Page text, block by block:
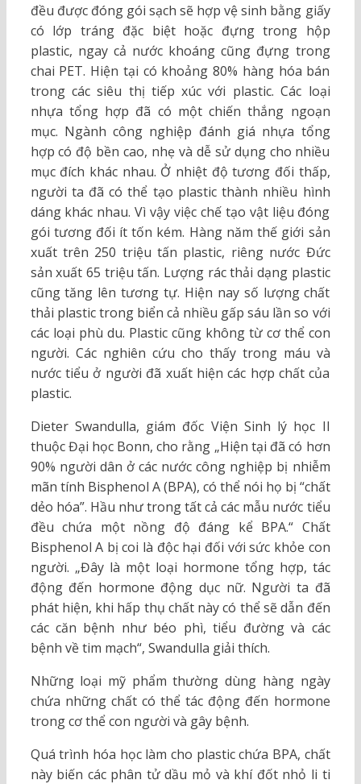
đều được đóng gói sạch sẽ hợp vệ sinh bằng giấy
có lớp tráng đặc biệt hoặc đựng trong hộp
plastic, ngay cả nước khoáng cũng đựng trong
chai PET. Hiện tại có khoảng 80% hàng hóa bán
trong các siêu thị tiếp xúc với plastic. Các loại
nhựa tổng hợp đã có một chiến thắng ngoạn
mục. Ngành công nghiệp đánh giá nhựa tổng
hợp có độ bền cao, nhẹ và dễ sử dụng cho nhiều
mục đích khác nhau. Ở nhiệt độ tương đối thấp,
người ta đã có thể tạo plastic thành nhiều hình
dáng khác nhau. Vì vậy việc chế tạo vật liệu đóng
gói tương đối ít tốn kém. Hàng năm thế giới sản
xuất trên 250 triệu tấn plastic, riêng nước Đức
sản xuất 65 triệu tấn. Lượng rác thải dạng plastic
cũng tăng lên tương tự. Hiện nay số lượng chất
thải plastic trong biển cả nhiều gấp sáu lần so với
các loại phù du. Plastic cũng không từ cơ thể con
người. Các nghiên cứu cho thấy trong máu và
nước tiểu ở người đã xuất hiện các hợp chất của
plastic.
Dieter Swandulla, giám đốc Viện Sinh lý học II
thuộc Đại học Bonn, cho rằng „Hiện tại đã có hơn
90% người dân ở các nước công nghiệp bị nhiễm
mãn tính Bisphenol A (BPA), có thể nói họ bị “chất
dẻo hóa”. Hầu như trong tất cả các mẫu nước tiểu
đều chứa một nồng độ đáng kể BPA.“ Chất
Bisphenol A bị coi là độc hại đối với sức khỏe con
người. „Đây là một loại hormone tổng hợp, tác
động đến hormone động dục nữ. Người ta đã
phát hiện, khi hấp thụ chất này có thể sẽ dẫn đến
các căn bệnh như béo phì, tiểu đường và các
bệnh về tim mạch“, Swandulla giải thích.
Những loại mỹ phẩm thường dùng hàng ngày
chứa những chất có thể tác động đến hormone
trong cơ thể con người và gây bệnh.
Quá trình hóa học làm cho plastic chứa BPA, chất
này biến các phân tử dầu mỏ và khí đốt nhỏ li ti